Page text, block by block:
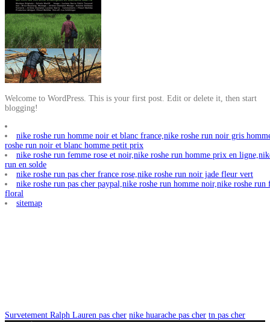
Welcome to WordPress. This is your first post. Edit or delete it, then start
blogging!
nike roshe run homme noir et blanc france,nike roshe run noir gris
roshe run noir et blanc homme petit prix
nike roshe run femme rose et noir,nike roshe run homme prix en
run en solde
nike roshe run pas cher france rose,nike roshe run noir jade fleur vert
nike roshe run pas cher paypal,nike roshe run homme noir,nike roshe run
floral
sitemap
Survetement Ralph Lauren pas cher nike huarache pas cher tn pas cher